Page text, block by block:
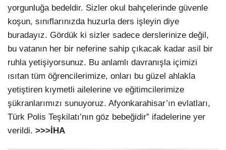
yorgunluğa bedeldir. Sizler okul bahçelerinde güvenle
koşun, sınıflarınızda huzurla ders işleyin diye
buradayız. Gördük ki sizler sadece derslerinize değil,
bu vatanın her bir neferine sahip çıkacak kadar asil bir
ruhla yetişiyorsunuz. Bu anlamlı davranışla içimizi
ısıtan tüm öğrencilerimize, onları bu güzel ahlakla
yetiştiren kıymetli ailelerine ve eğitimcilerimize
şükranlarımızı sunuyoruz. Afyonkarahisar’ın evlatları,
Türk Polis Teşkilatı’nın göz bebeğidir” ifadelerine yer
verildi. >>>İHA